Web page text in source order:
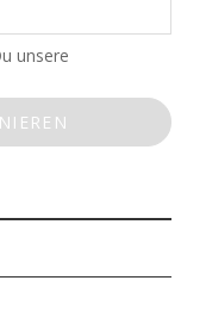
unsere